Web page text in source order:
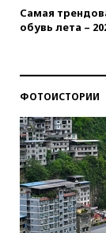
Самая
обувь лета –
ФОТОИСТОРИИ